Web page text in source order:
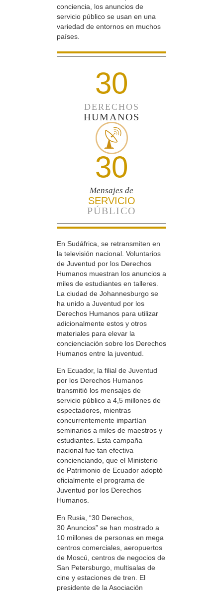
conciencia, los anuncios de
servicio público se usan en una
variedad de entornos en muchos
países.
30
DERECHOS
HUMANOS
30
Mensajes de
SERVICIO
PÚBLICO
En Sudáfrica, se retransmiten en
la televisión nacional. Voluntarios
de Juventud por los Derechos
Humanos muestran los anuncios a
miles de estudiantes en talleres.
La ciudad de Johannesburgo se
ha unido a Juventud por los
Derechos Humanos para utilizar
adicionalmente estos y otros
materiales para elevar la
concienciación sobre los Derechos
Humanos entre la juventud.
En Ecuador, la filial de Juventud
por los Derechos Humanos
transmitió los mensajes de
servicio público a 4,5 millones de
espectadores, mientras
concurrentemente impartían
seminarios a miles de maestros y
estudiantes. Esta campaña
nacional fue tan efectiva
concienciando, que el Ministerio
de Patrimonio de Ecuador adoptó
oficialmente el programa de
Juventud por los Derechos
Humanos.
En Rusia, “30 Derechos,
30 Anuncios” se han mostrado a
10 millones de personas en mega
centros comerciales, aeropuertos
de Moscú, centros de negocios de
San Petersburgo, multisalas de
cine y estaciones de tren. El
presidente de la Asociación